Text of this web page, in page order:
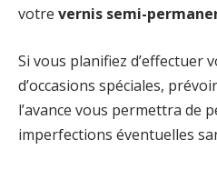
votre vernis semi-
Si vous planifiez d’effectuer
d’occasions spéciales,
l’avance vous permettra de
imperfections éventuelles